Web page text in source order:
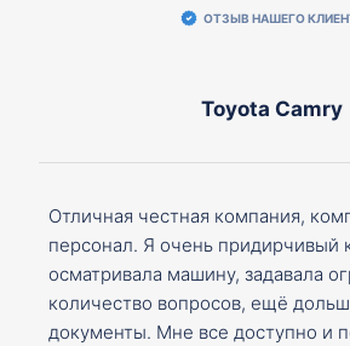
ОТЗЫВ НАШЕГО
Toyota Camry
Отличная честная компания,
персонал. Я очень придирчивый
осматривала машину, задавала
количество вопросов, ещё
документы. Мне все доступно и